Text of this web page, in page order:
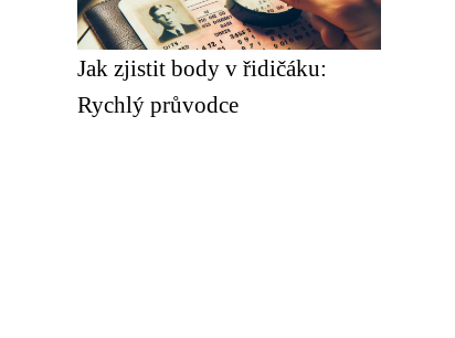
Jak zjistit body v řidičáku:
Rychlý průvodce